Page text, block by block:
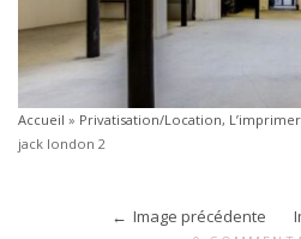
Accueil » Privatisation/Location,
jack london 2
Image précédente